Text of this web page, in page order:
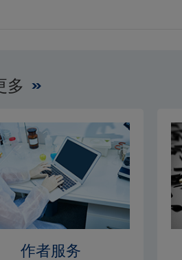
多
作者服务